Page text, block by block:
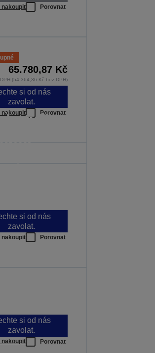
nakoupit Porovnat
65.780,87 Kč
(54.364,36 Kč bez DPH)
si od nás
zavolat.
nakoupit Porovnat
si od nás
zavolat.
nakoupit Porovnat
si od nás
zavolat.
nakoupit Porovnat